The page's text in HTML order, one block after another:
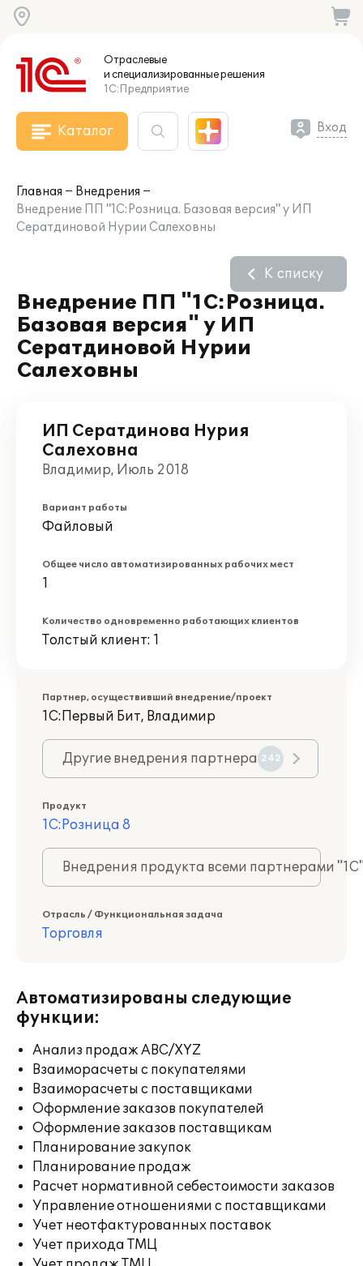
Отраслевые
и специализированныерешения
1С:Предприятие
Каталог Вход
Главная
Внедрения
Внедрение ПП "1С:Розница. Базовая версия" у ИП
Сератдиновой Нурии Салеховны
Внедрение ПП "1С:Розница.
Базовая версия" у ИП
Сератдиновой Нурии
Салеховны
К списку
ИП Сератдинова Нурия
Салеховна
Владимир, Июль 2018
Вариант работы
Файловый
Общее число автоматизированных рабочих мест
1
Количество одновременно работающих клиентов
Толстый клиент: 1
Партнер, осуществивший внедрение/проект
1С:Первый Бит, Владимир
Другие внедрения партнера 242
Продукт
1С:Розница 8
Внедрения продукта всеми партнерами
Отрасль / Функциональная задача
Торговля
Автоматизированы следующие
функции:
Анализ продаж ABC/XYZ
Взаиморасчеты с покупателями
Взаиморасчеты с поставщиками
Оформление заказов покупателей
Оформление заказов поставщикам
Планирование закупок
Планирование продаж
Расчет нормативной себестоимости заказов
Управление отношениями с поставщиками
Учет неотфактурованных поставок
Учет прихода ТМЦ